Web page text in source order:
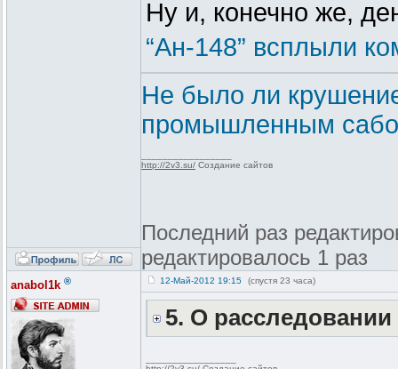
Ну и, конечно же,
“Ан-148” всплыли
Не было ли
промышленным
http://2v3.su/ Создание сайтов
Последний раз
редактировалось 1 раз
anabol1k ® 12-Май-2012 19:15 (спустя 23 часа)
5. О